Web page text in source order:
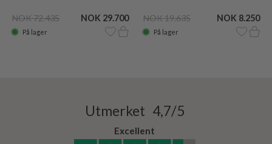
NOK 72.435 NOK 29.700
På lager
NOK 19.635 NOK 8.250
På lager
Utmerket 4,7/5
Excellent